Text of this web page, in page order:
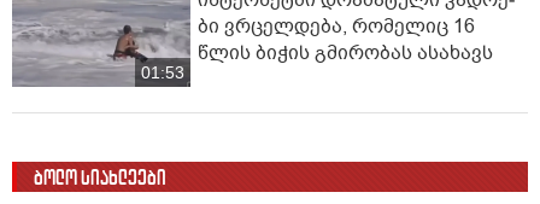
01:53
ბი ვრცელდება, რომელიც 16
წლის ბიჭის გმირობას ასახავს
ბოლო სიახლეები